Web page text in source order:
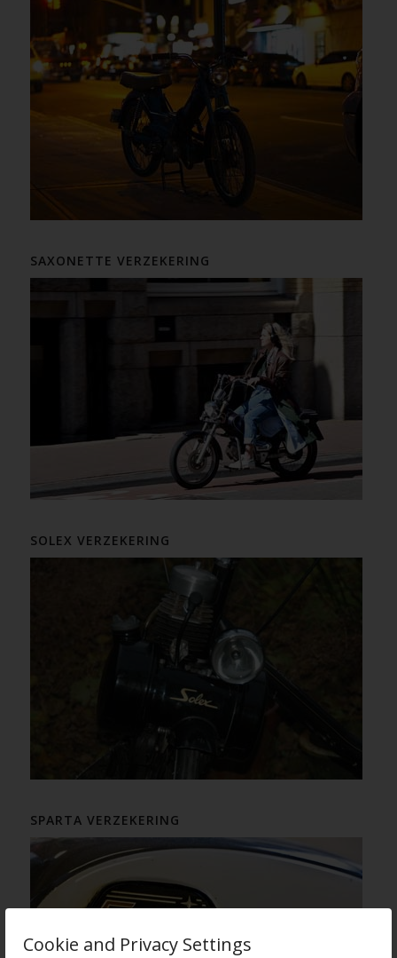
Cookie and Privacy Settings
SAXONETTE VERZEKERING
SOLEX VERZEKERING
SPARTA VERZEKERING